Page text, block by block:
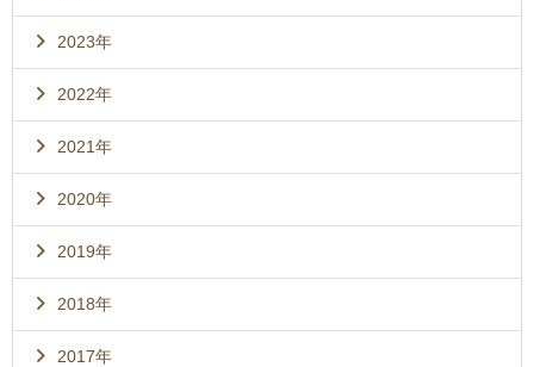
2023年
2022年
2021年
2020年
2019年
2018年
2017年